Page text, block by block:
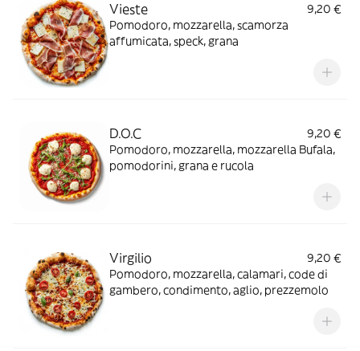
Vieste
9,20 €
Pomodoro, mozzarella, scamorza
affumicata, speck, grana
D.O.C
9,20 €
Pomodoro, mozzarella, mozzarella Bufala,
pomodorini, grana e rucola
Virgilio
9,20 €
Pomodoro, mozzarella, calamari, code di
gambero, condimento, aglio, prezzemolo